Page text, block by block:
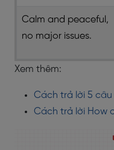
Calm and peaceful,
no major issues.
Xem thêm:
Cách trả lời 5
Cách trả lời How